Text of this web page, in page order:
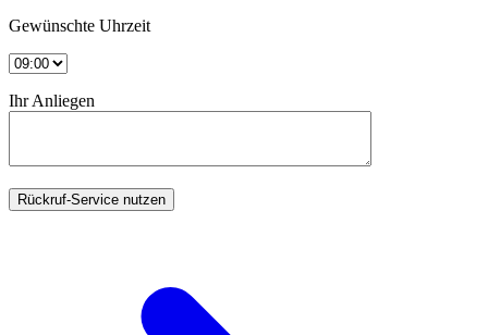
Gewünschte Uhrzeit
Ihr Anliegen